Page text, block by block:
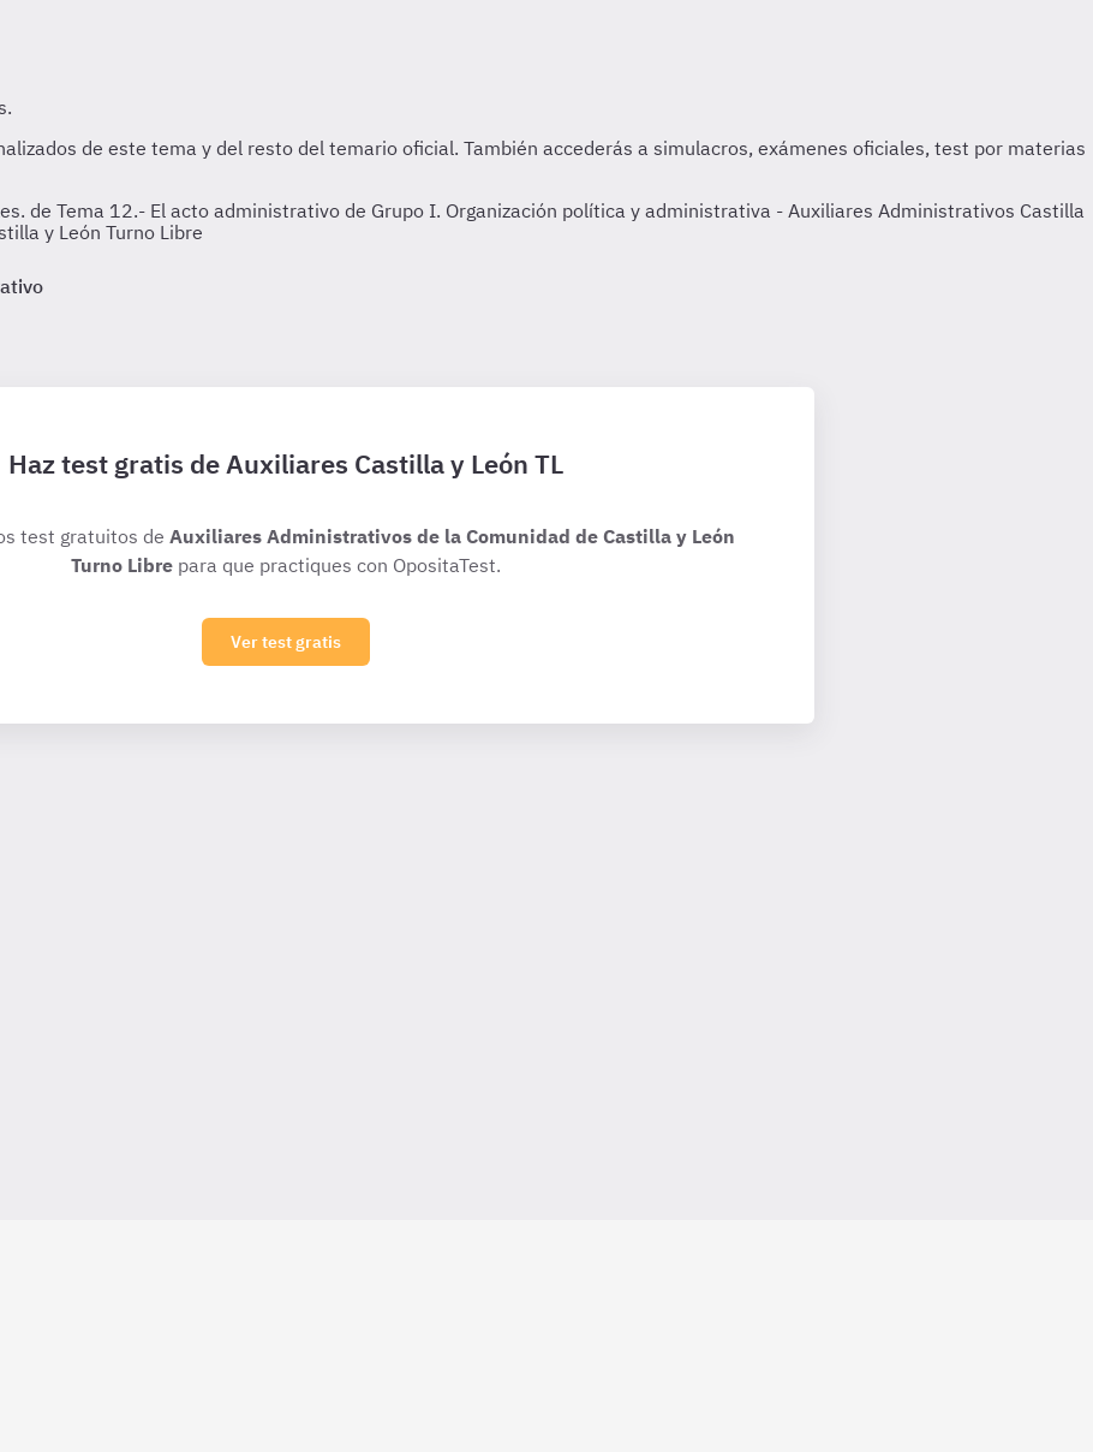
de Tema 12.- El acto administrativo de Grupo I. Organización política y administrativa - Auxiliares Administrativos Castilla
y León Turno Libre
Haz test gratis de Auxiliares Castilla y León TL
test gratuitos de Auxiliares Administrativos de la Comunidad de Castilla y León
Turno Libre para que practiques con OpositaTest.
Ver test gratis